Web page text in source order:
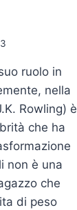
ruolo in
nella
Rowling) è
che ha
non è una
che
di peso